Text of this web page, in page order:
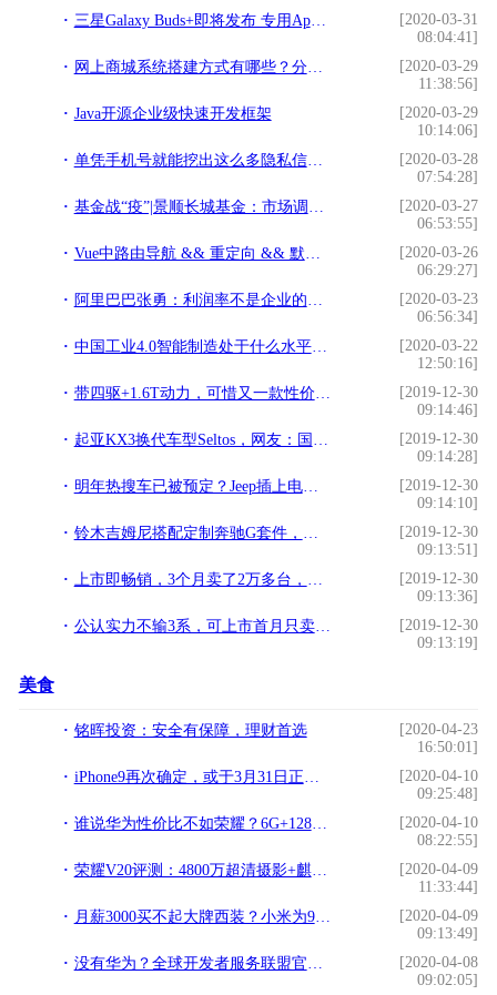
三星Galaxy Buds+即将发布 专用App已登录App Store
[2020-03-31
08:04:41]
网上商城系统搭建方式有哪些？分析比较详解
[2020-03-29
11:38:56]
Java开源企业级快速开发框架
[2020-03-29
10:14:06]
单凭手机号就能挖出这么多隐私信息，这些手机应用设置你该关闭了
[2020-03-28
07:54:28]
基金战“疫”|景顺长城基金：市场调整孕育新的投资机会
[2020-03-27
06:53:55]
Vue中路由导航 && 重定向 && 默认样式
[2020-03-26
06:29:27]
阿里巴巴张勇：利润率不是企业的核心，现金流才是企业的命根子
[2020-03-23
06:56:34]
中国工业4.0智能制造处于什么水平，存在哪些差距，未来如何发展
[2020-03-22
12:50:16]
带四驱+1.6T动力，可惜又一款性价比SUV被“埋没”啦
[2019-12-30
09:14:46]
起亚KX3换代车型Seltos，网友：国产后能竞争过自主车型吗
[2019-12-30
09:14:28]
明年热搜车已被预定？Jeep插上电、路虎造轿车，沃尔沃有敞篷了
[2019-12-30
09:14:10]
铃木吉姆尼搭配定制奔驰G套件，不看内饰分别不出奔驰G还是吉姆尼
[2019-12-30
09:13:51]
上市即畅销，3个月卖了2万多台，跨界设计配自动驾驶，吉利学不来
[2019-12-30
09:13:36]
公认实力不输3系，可上市首月只卖出2955辆，又是叫好不叫座？
[2019-12-30
09:13:19]
美食
铭晖投资：安全有保障，理财首选
[2020-04-23
16:50:01]
iPhone9再次确定，或于3月31日正式发布，价格更感人
[2020-04-10
09:25:48]
谁说华为性价比不如荣耀？6G+128GB仅1599，比荣耀8X更能打！
[2020-04-10
08:22:55]
荣耀V20评测：4800万超清摄影+麒麟980，实际体验到底如何！
[2020-04-09
11:33:44]
月薪3000买不起大牌西装？小米为90后圆梦，仅1199元，职场人：买
[2020-04-09
09:13:49]
没有华为？全球开发者服务联盟官网仅显示小米OV
[2020-04-08
09:02:05]